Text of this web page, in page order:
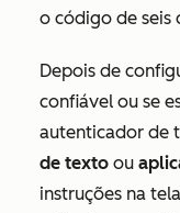
o código de seis
Depois de
confiável ou se
autenticador de
de texto ou
instruções na